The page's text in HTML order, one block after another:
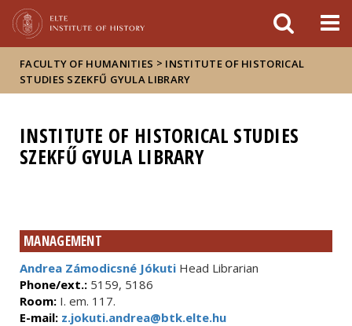
FACULTY OF HUMANITIES > INSTITUTE OF HISTORICAL
STUDIES SZEKFŰ GYULA LIBRARY
INSTITUTE OF HISTORICAL STUDIES
SZEKFŰ GYULA LIBRARY
MANAGEMENT
Andrea Zámodicsné Jókuti Head Librarian
Phone/ext.: 5159, 5186
Room: I. em. 117.
E-mail: z.jokuti.andrea@btk.elte.hu